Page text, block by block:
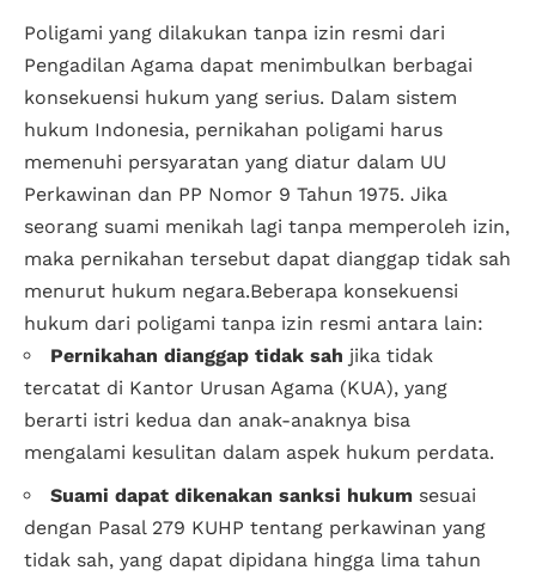
Poligami yang dilakukan tanpa izin resmi dari
Pengadilan Agama dapat menimbulkan berbagai
konsekuensi hukum yang serius. Dalam sistem
hukum Indonesia, pernikahan poligami harus
memenuhi persyaratan yang diatur dalam UU
Perkawinan dan PP Nomor 9 Tahun 1975. Jika
seorang suami menikah lagi tanpa memperoleh izin,
maka pernikahan tersebut dapat dianggap tidak sah
menurut hukum negara.Beberapa konsekuensi
hukum dari poligami tanpa izin resmi antara lain:
Pernikahan dianggap tidak sah jika tidak
tercatat di Kantor Urusan Agama (KUA), yang
berarti istri kedua dan anak-anaknya bisa
mengalami kesulitan dalam aspek hukum perdata.
Suami dapat dikenakan sanksi hukum sesuai
dengan Pasal 279 KUHP tentang perkawinan yang
tidak sah, yang dapat dipidana hingga lima tahun